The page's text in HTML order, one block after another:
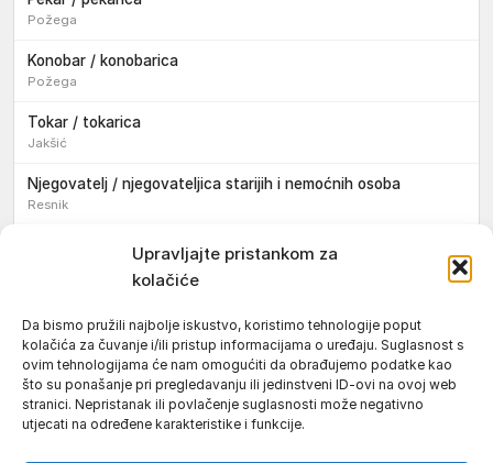
Upravljajte pristankom za
kolačiće
Da bismo pružili najbolje iskustvo, koristimo tehnologije poput
kolačića za čuvanje i/ili pristup informacijama o uređaju. Suglasnost s
ovim tehnologijama će nam omogućiti da obrađujemo podatke kao
što su ponašanje pri pregledavanju ili jedinstveni ID-ovi na ovoj web
stranici. Nepristanak ili povlačenje suglasnosti može negativno
utjecati na određene karakteristike i funkcije.
Požega
Konobar / konobarica
Požega
Tokar / tokarica
Jakšić
Njegovatelj / njegovateljica starijih i nemoćnih osoba
Resnik
Konobar / konobarica
Jakšić
Vozač / vozačica teretnog vozila s poluprikolicom
Požega
Pomoćnik/ica u nastavi